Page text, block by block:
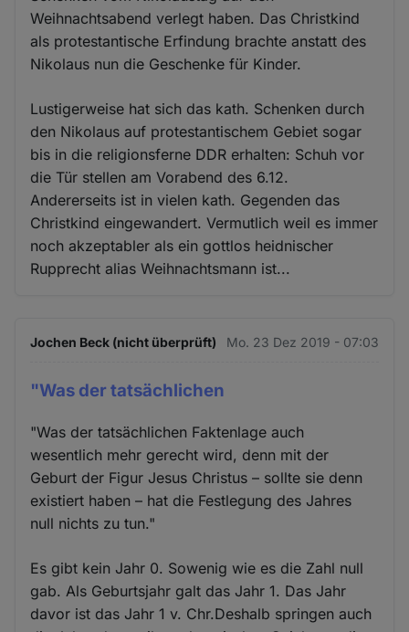
Weihnachtsabend verlegt haben. Das Christkind
als protestantische Erfindung brachte anstatt des
Nikolaus nun die Geschenke für Kinder.
Lustigerweise hat sich das kath. Schenken durch
den Nikolaus auf protestantischem Gebiet sogar
bis in die religionsferne DDR erhalten: Schuh vor
die Tür stellen am Vorabend des 6.12.
Andererseits ist in vielen kath. Gegenden das
Christkind eingewandert. Vermutlich weil es immer
noch akzeptabler als ein gottlos heidnischer
Rupprecht alias Weihnachtsmann ist...
Jochen Beck (nicht überprüft) Mo. 23 Dez 2019 - 07:03
"Was der tatsächlichen
"Was der tatsächlichen Faktenlage auch
wesentlich mehr gerecht wird, denn mit der
Geburt der Figur Jesus Christus – sollte sie denn
existiert haben – hat die Festlegung des Jahres
null nichts zu tun."
Es gibt kein Jahr 0. Sowenig wie es die Zahl null
gab. Als Geburtsjahr galt das Jahr 1. Das Jahr
davor ist das Jahr 1 v. Chr.Deshalb springen auch